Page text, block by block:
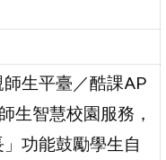
生平臺／酷課AP
生智慧校園服務，
功能鼓勵學生自